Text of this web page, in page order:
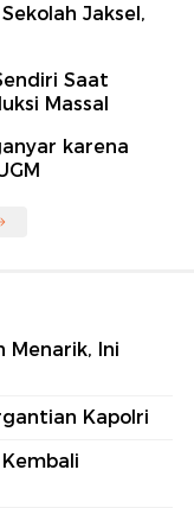
Jaksel,
Saat
Massal
karena
Menarik, Ini
Kapolri